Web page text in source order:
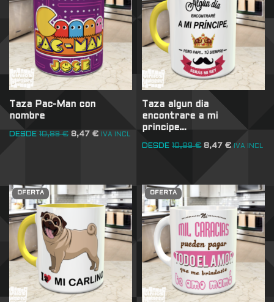
Taza Pac-Man con
nombre
DESDE 10,89€ 8,47 € IVA INCL
Taza algun dia
encontrare a mi
principe…
DESDE 10,89€ 8,47€ IVA INCL
OFERTA OFERTA